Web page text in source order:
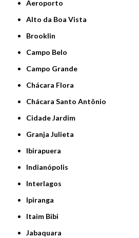
Aeroporto
Alto da Boa Vista
Brooklin
Campo Belo
Campo Grande
Chácara Flora
Chácara Santo Antônio
Cidade Jardim
Granja Julieta
Ibirapuera
Indianópolis
Interlagos
Ipiranga
Itaim Bibi
Jabaquara